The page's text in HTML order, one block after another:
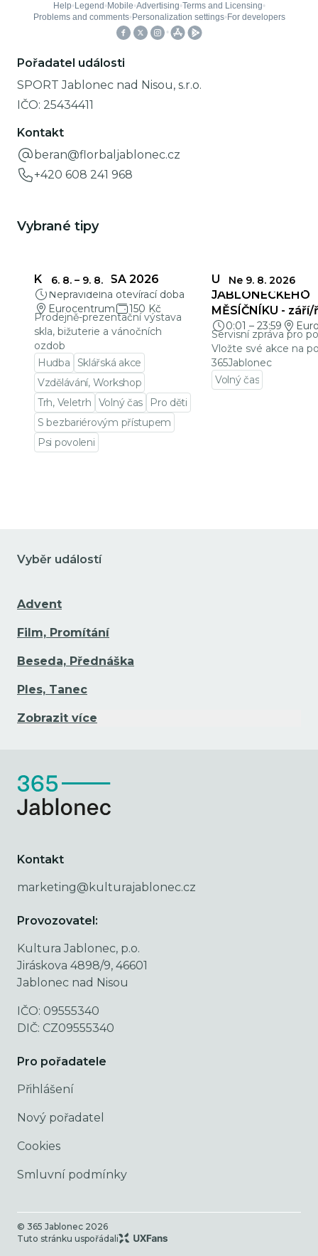
Pořadatel události
SPORT Jablonec nad Nisou, s.r.o.
IČO: 25434411
Kontakt
beran@florbaljablonec.cz
+420 608 241 968
Vybrané tipy
6. 8. – 9. 8.
KŘEHKÁ KRÁSA 2026
Nepravidelná otevírací doba
Eurocentrum
150 Kč
Prodejně-prezentační výstava
skla, bižuterie a vánočních
ozdob
Hudba
Sklářská akce
Vzdělávání, Workshop
Trh, Veletrh
Volný čas
Pro děti
S bezbariérovým přístupem
Psi povoleni
Ne 9. 8. 2026
UZÁVĚRKY
JABLONECKÉHO
MĚSÍČNÍKU -
0:01 – 23:59
Servisní zpráva pro
Vložte své akce na
365Jablonec
Volný čas
Vyběr událostí
Advent
Film, Promítání
Beseda, Přednáška
Ples, Tanec
Zobrazit více
Kontakt
marketing@kulturajablonec.cz
Provozovatel:
Kultura Jablonec, p.o.
Jiráskova 4898/9, 46601
Jablonec nad Nisou
IČO: 09555340
DIČ: CZ09555340
Pro pořadatele
Přihlášení
Nový pořadatel
Cookies
Smluvní podmínky
© 365 Jablonec 2026
Tuto stránku uspořádali